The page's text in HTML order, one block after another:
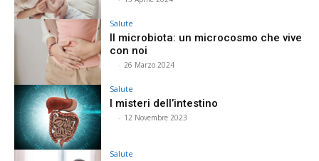
Salute
Il microbiota: un microcosmo che vive
con noi
- 26 Marzo 2024
Salute
I misteri dell’intestino
- 12 Novembre 2023
Salute